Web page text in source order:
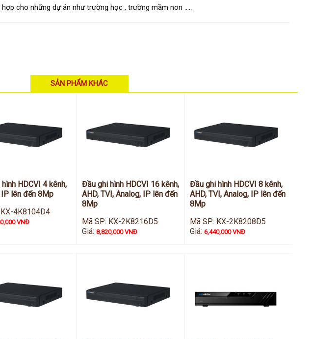
cho những dự án như trường học , trường mầm non .....
SẢN PHẨM KHÁC
HDCVI 4 kênh,
lên đến 8Mp
4K8104D4
VNĐ
Đầu ghi hình HDCVI 16 kênh,
AHD, TVI, Analog, IP lên đến
8Mp
Mã SP: KX-2K8216D5
Giá:8,820,000 VNĐ
Đầu ghi hình HDCVI 8 kênh,
AHD, TVI, Analog, IP lên đến
8Mp
Mã SP: KX-2K8208D5
Giá:6,440,000 VNĐ